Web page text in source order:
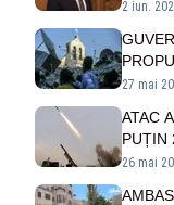
2 iun.
GAZA
27 mai
ATAC
PUȚIN
26 mai